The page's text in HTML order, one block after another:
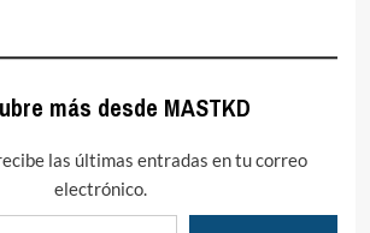
más desde MASTKD
las últimas entradas en tu correo
electrónico.